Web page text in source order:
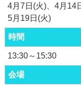
4月7日(火) 4月14
5月19日(火)
時間
13:30～15:30
会場